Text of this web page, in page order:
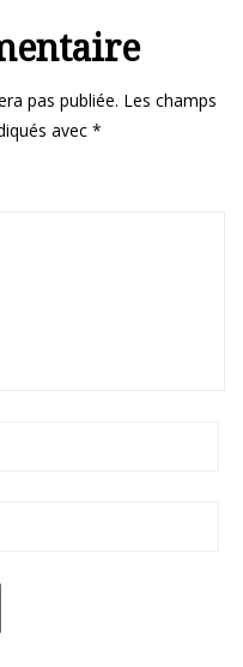
pas publiée. Les champs
avec *